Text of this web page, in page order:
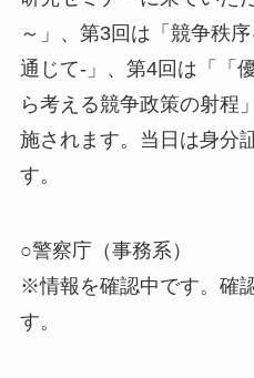
～」、第3回は「競争秩
通じて-」、第4回は「「
ら考える競争政策の射程
施されます。当日は身分
す。
○警察庁（事務系）
※情報を確認中です。確
す。